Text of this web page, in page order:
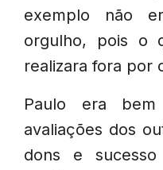
exemplo não
orgulho, pois o
realizara fora por
Paulo era
avaliações dos
dons e